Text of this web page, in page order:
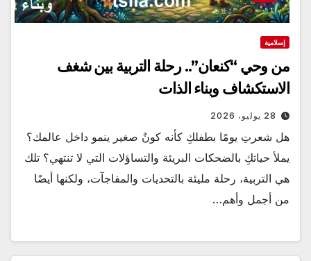
إسلامية
من وحي “كنعان”.. رحلة التربية بين شغف
الاستكشاف وبناء الذات
28 يوليو، 2026
هل شعرتِ يومًا بطفلكِ كأنه كونٌ صغير ينمو داخل عالمك؟
يملأ حياتكِ بالضحكات البريئة والتساؤلات التي لا تنتهي؟ تلك
هي التربية، رحلة مليئة بالتحديات والمفاجآت، ولكنها أيضًا
من أجمل وأهم…